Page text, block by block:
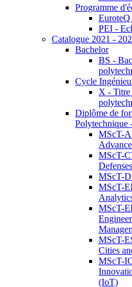
Programme
PEI -
Catalogue 2021 -
Bachelor
BS -
Cycle
X - Titre
Diplôme de
MScT-
MScT-
Defenses
MScT-
MScT-
MScT-
MScT-
Cities
MScT-
(IoT)